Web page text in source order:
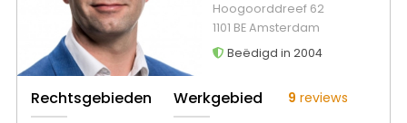
Hoogoorddreef 62
1101 BE Amsterdam
Beëdigd in 2004
Rechtsgebieden Werkgebied 9 reviews